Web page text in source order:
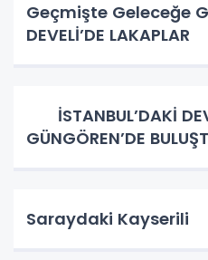
Geçmişte Geleceğe
DEVELİ’DE LAKAPLAR
İSTANBUL’DAKİ
GÜNGÖREN’DE
Saraydaki Kayserili